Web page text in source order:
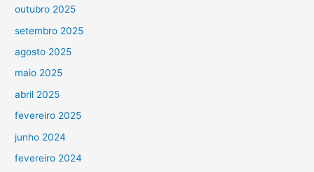
outubro 2025
setembro 2025
agosto 2025
maio 2025
abril 2025
fevereiro 2025
junho 2024
fevereiro 2024